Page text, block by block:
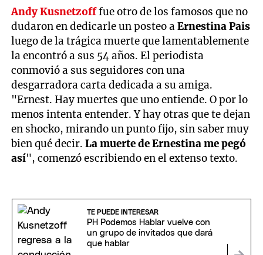
Andy Kusnetzofffue otro de los famosos que no
dudaron en dedicarle un posteo a Ernestina Pais
luego de la trágica muerte que lamentablemente
la encontró a sus 54 años. El periodista
conmovió a sus seguidores con una
desgarradora carta dedicada a su amiga.
"Ernest. Hay muertes que uno entiende. O por lo
menos intenta entender. Y hay otras que te dejan
en shocko, mirando un punto fijo, sin saber muy
bien qué decir. La muerte de Ernestina me pegó
así", comenzó escribiendo en el extenso texto.
TE PUEDE INTERESAR
PH Podemos Hablar vuelve con
un grupo de invitados que dará
que hablar